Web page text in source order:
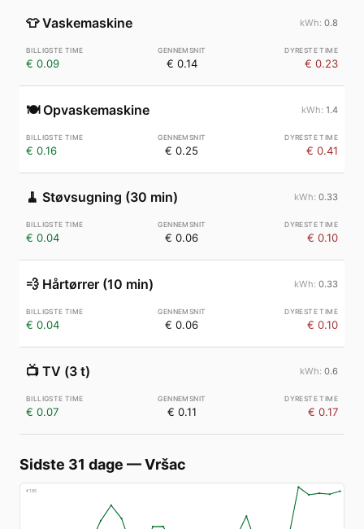
👕 Vaskemaskine 0.8
€ 0.09 € 0.14 € 0.23
🍽️ Opvaskemaskine 1.4
€ 0.16 € 0.25 € 0.41
🧹 Støvsugning (30 min) 0.33
€ 0.04 € 0.06 € 0.10
💨 Hårtørrer (10 min) 0.33
€ 0.04 € 0.06 € 0.10
📺 TV (3 t) 0.6
€ 0.07 € 0.11 € 0.17
Sidste 31 dage —Vršac
€185